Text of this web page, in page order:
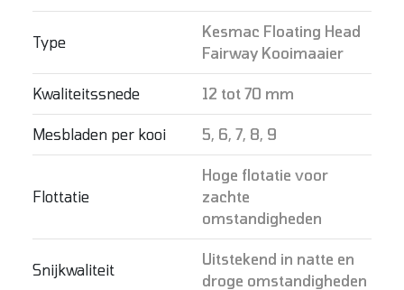
Type
Kesmac Floating Head
Fairway Kooimaaier
Kwaliteitssnede 12 tot 70 mm
Mesbladen per kooi 5, 6, 7, 8, 9
Flottatie
Hoge flotatie voor
zachte
omstandigheden
Snijkwaliteit
Uitstekend in natte en
droge omstandigheden